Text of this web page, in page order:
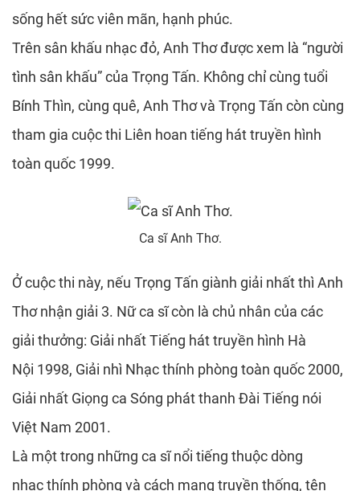
sống hết sức viên mãn, hạnh phúc.
Trên sân khấu nhạc đỏ, Anh Thơ được xem là “người
tình sân khấu” của Trọng Tấn. Không chỉ cùng tuổi
Bính Thìn, cùng quê, Anh Thơ và Trọng Tấn còn cùng
tham gia cuộc thi Liên hoan tiếng hát truyền hình
toàn quốc 1999.
Ca sĩ Anh Thơ.
Ở cuộc thi này, nếu Trọng Tấn giành giải nhất thì Anh
Thơ nhận giải 3. Nữ ca sĩ còn là chủ nhân của các
giải thưởng: Giải nhất Tiếng hát truyền hình Hà
Nội 1998, Giải nhì Nhạc thính phòng toàn quốc 2000,
Giải nhất Giọng ca Sóng phát thanh Đài Tiếng nói
Việt Nam 2001.
Là một trong những ca sĩ nổi tiếng thuộc dòng
nhạc thính phòng và cách mạng truyền thống, tên